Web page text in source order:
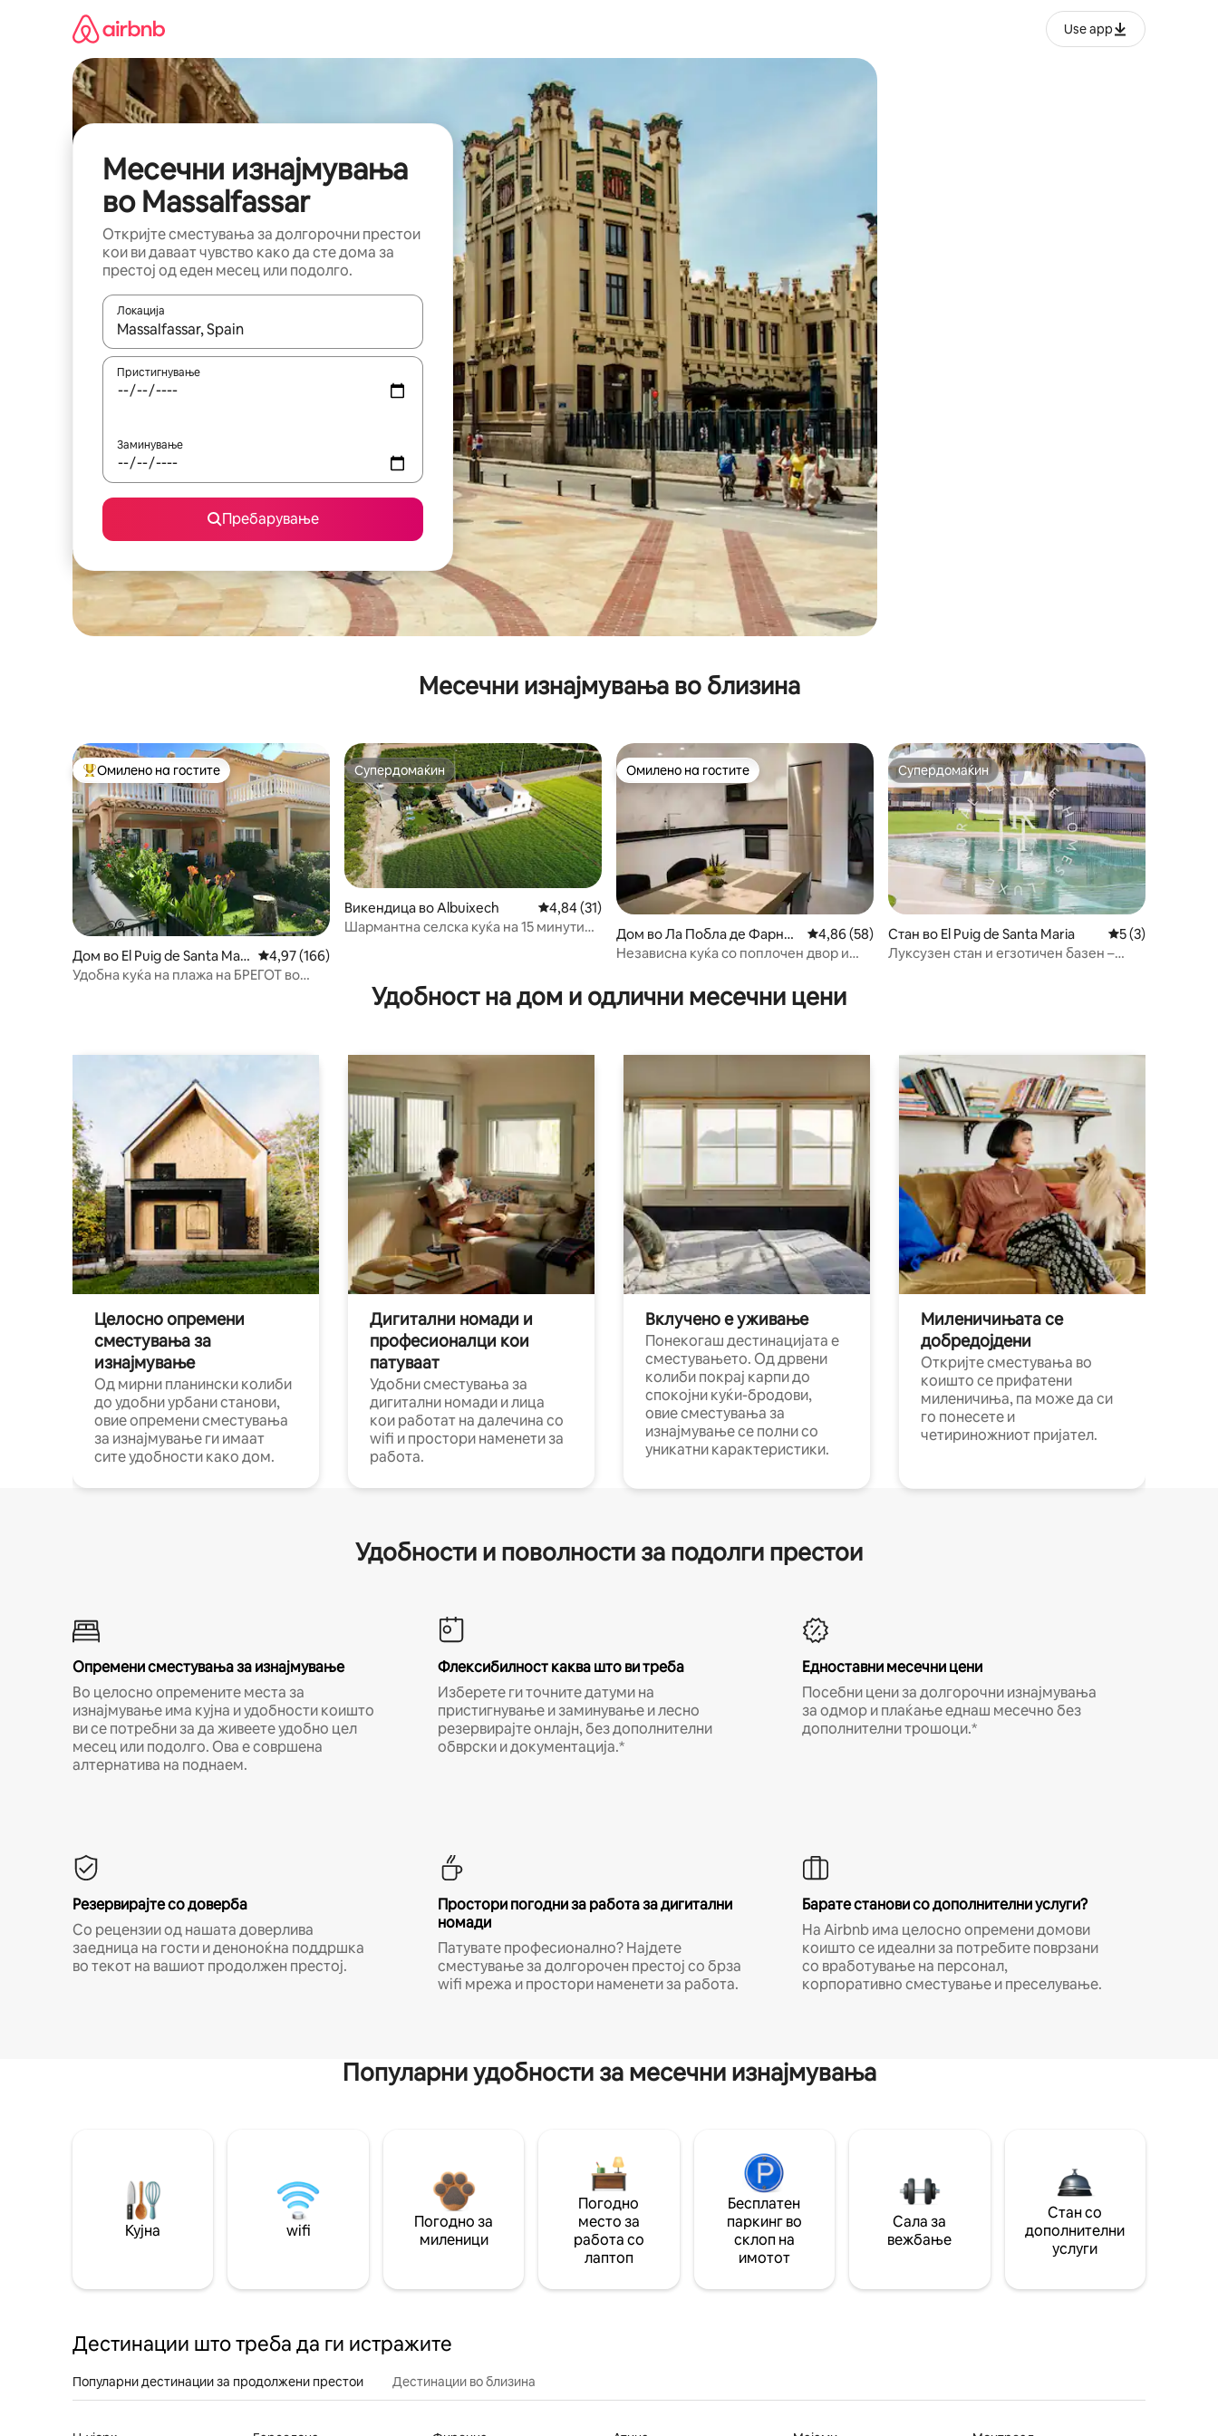
Use app
Месечни изнајмувања
во Massalfassar
Откријте сместувања за долгорочни престои
кои ви даваат чувство како да сте дома за
престој од еден месец или подолго.
Локација
Кога резултатите се достапни, движете се со копчињата со стрелки нагоре и надолу или истражувајте со допирање или со лизгање.
Пристигнување
Заминување
Пребарување
Месечни изнајмувања во близина
Меѓу најуспешните „Омилени на гостите“
Омилено на гостите
Дом во El Puig de Santa Mari
a
Просечна оцена: 4,97 од 5, 166 рецензии
4,97 (166)
Удобна куќа на плажа на БРЕГОТ во
Супердомаќин
Супердомаќин
Викендица во Albuixech Просечна оцена: 4,84 од 5, 31 рецензии
4,84 (31)
Шармантна селска куќа на 15 минути
Омилено на гостите
Омилено на гостите
Дом во Ла Побла де Фарнал
с
Просечна оцена: 4,86 од 5, 58 рецензии
4,86 (58)
Независна куќа со поплочен двор и
Супердомаќин
Супердомаќин
Стан во El Puig de Santa Maria Просечна
5 (3)
Луксузен стан и егзотичен базен –
Удобност на дом и одлични месечни цени
Целосно опремени
сместувања за
изнајмување
Од мирни планински колиби
до удобни урбани станови,
овие опремени сместувања
за изнајмување ги имаат
сите удобности како дом.
Дигитални номади и
професионалци кои
патуваат
Удобни сместувања за
дигитални номади и лица
кои работат на далечина со
wifi и простори наменети за
работа.
Вклучено е уживање
Понекогаш дестинацијата е
сместувањето. Од дрвени
колиби покрај карпи до
спокојни куќи-бродови,
овие сместувања за
изнајмување се полни со
уникатни карактеристики.
Миленичињата се
добредојдени
Откријте сместувања во
коишто се прифатени
миленичиња, па може да си
го понесете и
четириножниот пријател.
Удобности и поволности за подолги престои
Опремени сместувања за изнајмување
Во целосно опремените места за
изнајмување има кујна и удобности коишто
ви се потребни за да живеете удобно цел
месец или подолго. Ова е совршена
алтернатива на поднаем.
Флексибилност каква што ви треба
Изберете ги точните датуми на
пристигнување и заминување и лесно
резервирајте онлајн, без дополнителни
обврски и документација.*
Едноставни месечни цени
Посебни цени за долгорочни изнајмувања
за одмор и плаќање еднаш месечно без
дополнителни трошоци.*
Резервирајте со доверба
Со рецензии од нашата доверлива
заедница на гости и деноноќна поддршка
во текот на вашиот продолжен престој.
Простори погодни за работа за дигитални
номади
Патувате професионално? Најдете
сместување за долгорочен престој со брза
wifi мрежа и простори наменети за работа.
Барате станови со дополнителни услуги?
На Airbnb има целосно опремени домови
коишто се идеални за потребите поврзани
со вработување на персонал,
корпоративно сместување и преселување.
Популарни удобности за месечни изнајмувања
Кујна wifi
Погодно за
миленици
Погодно
место за
работа со
лаптоп
Бесплатен
паркинг во
склоп на
имотот
Сала за
вежбање
Стан со
дополнителни
услуги
Дестинации што треба да ги истражите
Популарни дестинации за продолжени престои Дестинации во близина